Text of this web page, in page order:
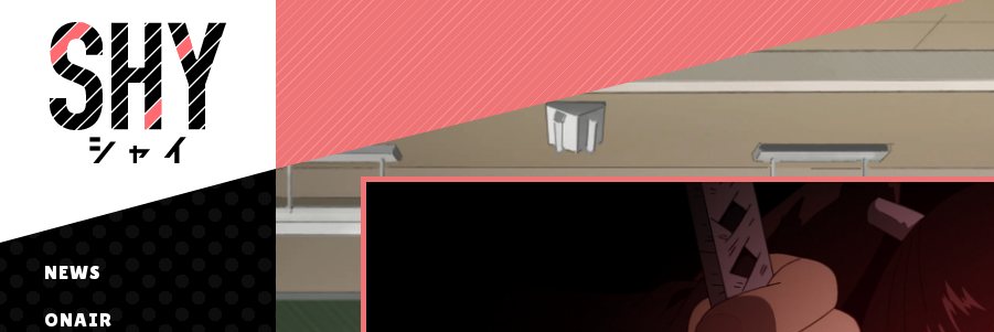
NEWS
ONAIR